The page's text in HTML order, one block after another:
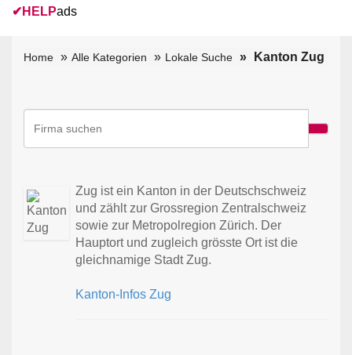
✔ HELPads
Home Alle Kategorien Lokale Suche Kanton Zug
Zug ist ein Kanton in der Deutschschweiz
und zählt zur Grossregion Zentralschweiz
sowie zur Metropolregion Zürich. Der
Hauptort und zugleich grösste Ort ist die
gleichnamige Stadt Zug.
Kanton-Infos Zug